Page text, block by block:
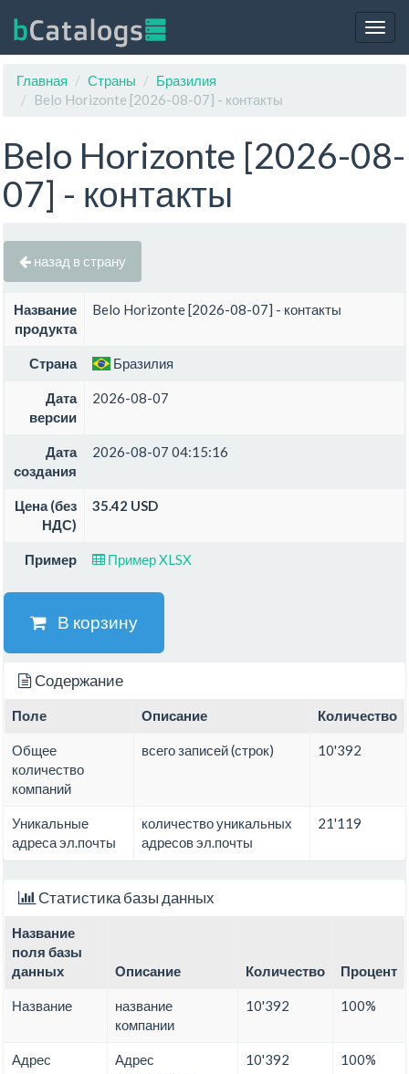
Главная
Страны
Бразилия
Belo Horizonte [2026-08-07] - контакты
Belo Horizonte [2026-08-
07] - контакты
назад в страну
Название
продукта
Belo Horizonte [2026-08-07] - контакты
Страна Бразилия
Дата
версии
2026-08-07
Дата
создания
2026-08-07 04:15:16
Цена (без
НДС)
35.42 USD
Пример Пример XLSX
В корзину
Содержание
Поле Описание Количество
Общее
количество
компаний
всего записей (строк) 10'392
Уникальные
адреса эл.почты
количество уникальных
адресов эл.почты
21'119
Статистика базы данных
Название
поля базы
данных
Описание Количество Процент
Название
название
компании
10'392 100%
Адрес
Адрес
10'392 100%